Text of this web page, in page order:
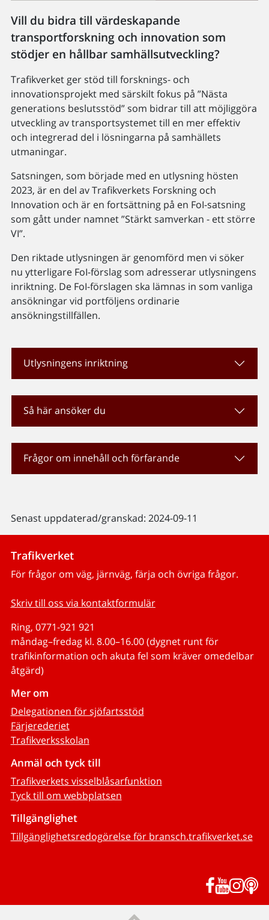
Vill du bidra till värdeskapande
transportforskning och innovation som
stödjer en hållbar samhällsutveckling?
Trafikverket ger stöd till forsknings- och
innovationsprojekt med särskilt fokus på ”Nästa
generations beslutsstöd” som bidrar till att möjliggöra
utveckling av transportsystemet till en mer effektiv
och integrerad del i lösningarna på samhällets
utmaningar.
Satsningen, som började med en utlysning hösten
2023, är en del av Trafikverkets Forskning och
Innovation och är en fortsättning på en FoI-satsning
som gått under namnet ”Stärkt samverkan - ett större
VI”.
Den riktade utlysningen är genomförd men vi söker
nu ytterligare FoI-förslag som adresserar utlysningens
inriktning. De FoI-förslagen ska lämnas in som vanliga
ansökningar vid portföljens ordinarie
ansökningstillfällen.
Utlysningens inriktning
Så här ansöker du
Frågor om innehåll och förfarande
Senast uppdaterad/granskad: 2024-09-11
Trafikverket
För frågor om väg, järnväg, färja och övriga frågor.
Skriv till oss via kontaktformulär
Ring, 0771-921 921
måndag–fredag kl. 8.00–16.00 (dygnet runt för
trafikinformation och akuta fel som kräver omedelbar
åtgärd)
Mer om
Delegationen för sjöfartsstöd
Färjerederiet
Trafikverksskolan
Anmäl och tyck till
Trafikverkets visselblåsarfunktion
Tyck till om webbplatsen
Tillgänglighet
Tillgänglighetsredogörelse för bransch.trafikverket.se
Facebook
YouTube